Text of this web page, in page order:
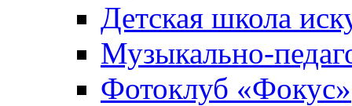
Детская школа
Музыкально-
Фотоклуб «Фокус»